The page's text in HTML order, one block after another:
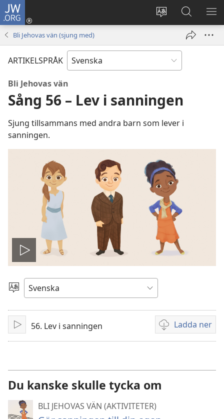
JW.ORG
Ändra
webbplatsens
Logga
fönster)
Sök
på
jw.org
Bli Jehovas vän (sjung med)
ARTIKELSPRÅK
Bli Jehovas vän
Sång 56 – Lev i sanningen
Sjung tillsammans med andra barn som lever i
sanningen.
Spela
video
Välj
språk
Spela
upp
56. Lev i sanningen Ladda ner
Valmöjligheter
för
Du kanske skulle tycka om
BLI JEHOVAS VÄN (AKTIVITETER)